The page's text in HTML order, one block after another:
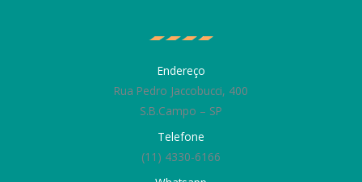
Endereço
Rua Pedro Jaccobucci, 400
S.B.Campo – SP
Telefone
(11) 4330-6166